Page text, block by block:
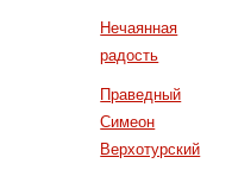
Нечаянная
радость
Праведный
Симеон
Верхотурский